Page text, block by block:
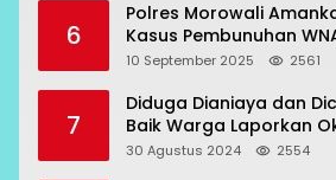
6
Polres Morowali
Kasus Pembunuhan
Topogaro
10 September 2025 2561
7
Diduga Dianiaya dan
Baik Warga Laporkan
Oknum Polisi
30 Agustus 2024 2554